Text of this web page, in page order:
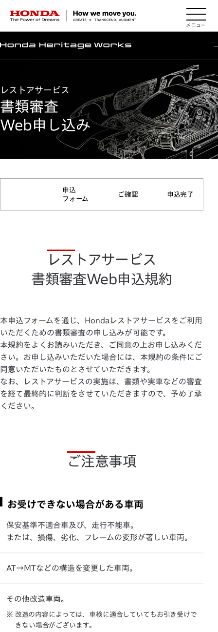
HONDA The Power of Dreams
レストアサービス
書類審査
Web申し込み
申込
フォーム
ご確認 申込完了
レストアサービス
書類審査Web申込規約
本申込フォームを通じ、Hondaレストアサービスをご利用
いただくための書類審査の申し込みが可能です。
本規約をよくお読みいただき、ご同意の上お申し込みくだ
さい。お申し込みいただいた場合には、本規約の条件にご
同意いただいたものとさせていただきます。
なお、レストアサービスの実施は、書類や実車などの審査
を経て最終的に判断をさせていただきますので、予め了承
ください。
ご注意事項
お受けできない場合がある車両
保安基準不適合車及び、走行不能車。
または、損傷、劣化、フレームの変形が著しい車両。
AT→MTなどの構造を変更した車両。
その他改造車両。
※ 改造の内容によっては、車検に適合していてもお引き受けで
きない場合がございます。